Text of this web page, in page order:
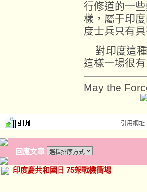
行修道的一
樣，屬于印
度士兵只有
對印度這種
這樣一場很
May the
引用網址
回應文章
印度慶共和國日 75架戰機衝場